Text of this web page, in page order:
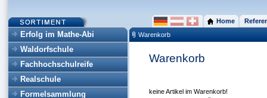
Erfolg im Mathe-Abi
Waldorfschule
Fachhochschulreife
Realschule
Formelsammlung
Home
Warenkorb
Warenkorb
keine Artikel im Warenkorb!